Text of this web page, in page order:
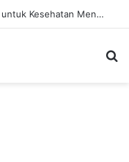
Strategi Mengatur Ekspektasi Diri untuk Kesehatan Mental yang Lebih Seimbang